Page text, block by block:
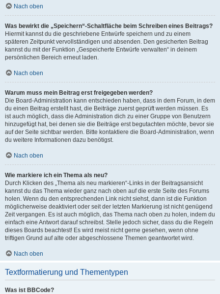
Nach oben
Was bewirkt die „Speichern“-Schaltfläche beim Schreiben eines Beitrags?
Hiermit kannst du die geschriebene Entwürfe speichern und zu einem
späteren Zeitpunkt vervollständigen und absenden. Den gesicherten Beitrag
kannst du mit der Funktion „Gespeicherte Entwürfe verwalten“ in deinem
persönlichen Bereich erneut laden.
Nach oben
Warum muss mein Beitrag erst freigegeben werden?
Die Board-Administration kann entschieden haben, dass in dem Forum, in dem
du einen Beitrag erstellt hast, die Beiträge zuerst geprüft werden müssen. Es
ist auch möglich, dass die Administration dich zu einer Gruppe von Benutzern
hinzugefügt hat, bei denen sie die Beiträge erst begutachten möchte, bevor sie
auf der Seite sichtbar werden. Bitte kontaktiere die Board-Administration, wenn
du weitere Informationen dazu benötigst.
Nach oben
Wie markiere ich ein Thema als neu?
Durch Klicken des „Thema als neu markieren“-Links in der Beitragsansicht
kannst du das Thema wieder ganz nach oben auf die erste Seite des Forums
holen. Wenn du den entsprechenden Link nicht siehst, dann ist die Funktion
möglicherweise deaktiviert oder seit der letzten Markierung ist nicht genügend
Zeit vergangen. Es ist auch möglich, das Thema nach oben zu holen, indem du
einfach eine Antwort darauf schreibst. Stelle jedoch sicher, dass du die Regeln
dieses Boards beachtest! Es wird meist nicht gerne gesehen, wenn ohne
triftigen Grund auf alte oder abgeschlossene Themen geantwortet wird.
Nach oben
Textformatierung und Thementypen
Was ist BBCode?